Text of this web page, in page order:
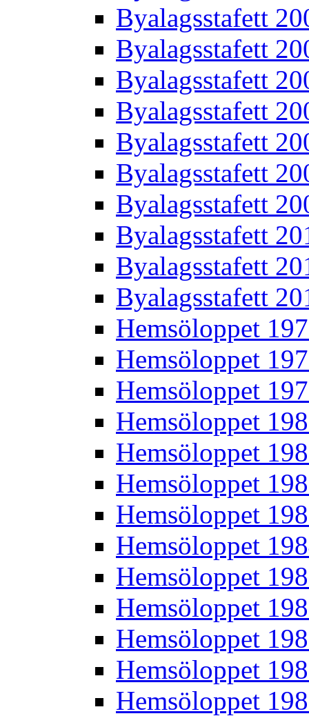
Byalagsstafett
Byalagsstafett
Byalagsstafett
Byalagsstafett
Byalagsstafett
Byalagsstafett
Byalagsstafett
Byalagsstafett
Byalagsstafett
Byalagsstafett
Hemsöloppet
Hemsöloppet
Hemsöloppet
Hemsöloppet
Hemsöloppet
Hemsöloppet
Hemsöloppet
Hemsöloppet
Hemsöloppet
Hemsöloppet
Hemsöloppet
Hemsöloppet
Hemsöloppet